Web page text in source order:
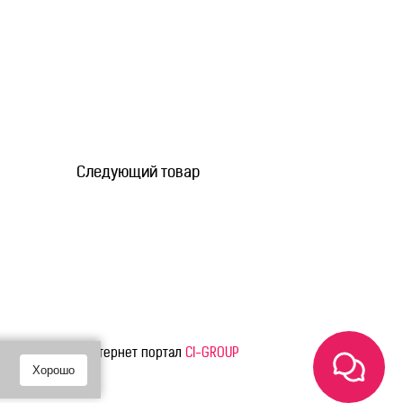
Следующий товар
Интернет портал CI-GROUP
Хорошо